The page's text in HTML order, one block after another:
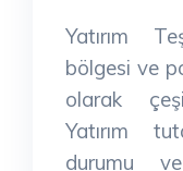
Yatırım
bölgesi ve
olarak
Yatırım
durumu